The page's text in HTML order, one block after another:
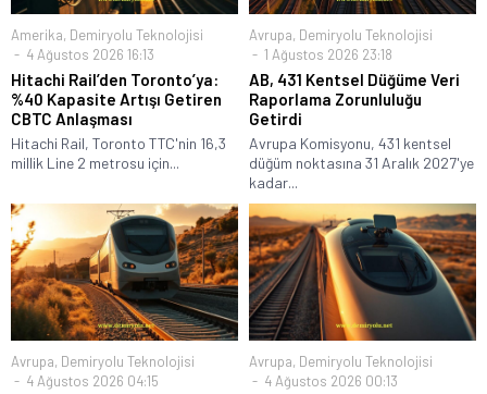
Amerika, Demiryolu Teknolojisi
4 Ağustos 2026 16:13
Hitachi Rail’den Toronto’ya:
%40 Kapasite Artışı Getiren
CBTC Anlaşması
Hitachi Rail, Toronto TTC'nin 16,3
millik Line 2 metrosu için...
Avrupa, Demiryolu Teknolojisi
1 Ağustos 2026 23:18
AB, 431 Kentsel Düğüme Veri
Raporlama Zorunluluğu
Getirdi
Avrupa Komisyonu, 431 kentsel
düğüm noktasına 31 Aralık 2027'ye
kadar...
Avrupa, Demiryolu Teknolojisi
4 Ağustos 2026 04:15
Avrupa, Demiryolu Teknolojisi
4 Ağustos 2026 00:13